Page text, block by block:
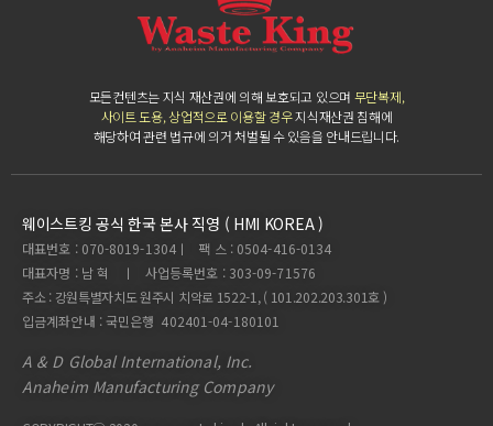
모든컨텐츠는 지식 재산권에 의해 보호되고 있으며 무단복제,
사이트 도용, 상업적으로 이용할 경우지식재산권 침해에
해당하여 관련 법규에 의거 처벌될 수 있음을 안내드립니다.
웨이스트킹 공식 한국 본사 직영 ( HMI KOREA )
대표번호 : 070-8019-1304ㅣ 팩 스 : 0504-416-0134
대표자명 : 남 혁 ㅣ 사업등록번호 : 303-09-71576
주소 : 강원특별자치도 원주시 치악로 1522-1, ( 101.202.203.301호 )
입금계좌안내 : 국민은행 402401-04-180101
A & D Global International, Inc.
Anaheim Manufacturing Company